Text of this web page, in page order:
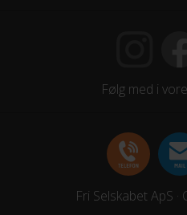
SRAM SX Eagle Trigger
Følg med i
Fri Selskabet ApS